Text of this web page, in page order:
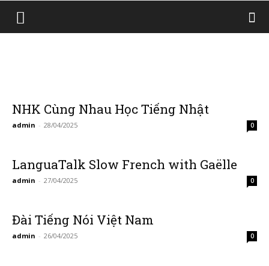
NHK Cùng Nhau Học Tiếng Nhật
admin - 28/04/2025 0
LanguaTalk Slow French with Gaëlle
admin - 27/04/2025 0
Đài Tiếng Nói Việt Nam
admin - 26/04/2025 0